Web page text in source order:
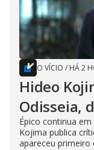
O VÍCIO / HÁ 2
Hideo
Odisseia,
Épico continua
Kojima publica
apareceu primeiro